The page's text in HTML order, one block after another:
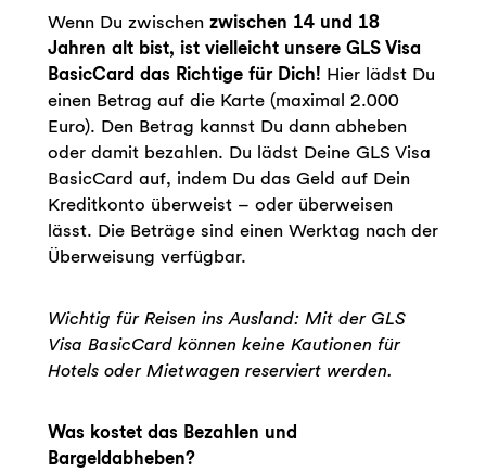
Wenn Du zwischen zwischen 14 und 18
Jahren alt bist, ist vielleicht unsere GLS Visa
BasicCard das Richtige für Dich! Hier lädst Du
einen Betrag auf die Karte (maximal 2.000
Euro). Den Betrag kannst Du dann abheben
oder damit bezahlen. Du lädst Deine GLS Visa
BasicCard auf, indem Du das Geld auf Dein
Kreditkonto überweist – oder überweisen
lässt. Die Beträge sind einen Werktag nach der
Überweisung verfügbar.
Wichtig für Reisen ins Ausland: Mit der GLS
Visa BasicCard können keine Kautionen für
Hotels oder Mietwagen reserviert werden.
Was kostet das Bezahlen und
Bargeldabheben?